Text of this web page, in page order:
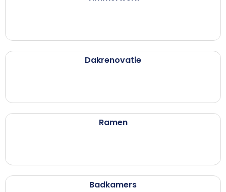
Dakrenovatie
Ramen
Badkamers